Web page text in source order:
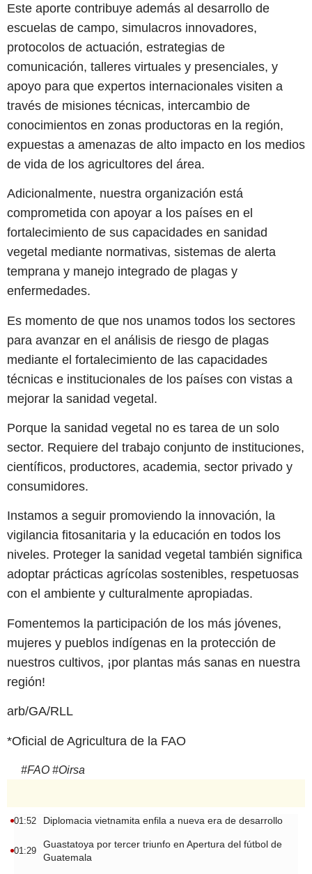
Este aporte contribuye además al desarrollo de
escuelas de campo, simulacros innovadores,
protocolos de actuación, estrategias de
comunicación, talleres virtuales y presenciales, y
apoyo para que expertos internacionales visiten a
través de misiones técnicas, intercambio de
conocimientos en zonas productoras en la región,
expuestas a amenazas de alto impacto en los medios
de vida de los agricultores del área.
Adicionalmente, nuestra organización está
comprometida con apoyar a los países en el
fortalecimiento de sus capacidades en sanidad
vegetal mediante normativas, sistemas de alerta
temprana y manejo integrado de plagas y
enfermedades.
Es momento de que nos unamos todos los sectores
para avanzar en el análisis de riesgo de plagas
mediante el fortalecimiento de las capacidades
técnicas e institucionales de los países con vistas a
mejorar la sanidad vegetal.
Porque la sanidad vegetal no es tarea de un solo
sector. Requiere del trabajo conjunto de instituciones,
científicos, productores, academia, sector privado y
consumidores.
Instamos a seguir promoviendo la innovación, la
vigilancia fitosanitaria y la educación en todos los
niveles. Proteger la sanidad vegetal también significa
adoptar prácticas agrícolas sostenibles, respetuosas
con el ambiente y culturalmente apropiadas.
Fomentemos la participación de los más jóvenes,
mujeres y pueblos indígenas en la protección de
nuestros cultivos, ¡por plantas más sanas en nuestra
región!
arb/GA/RLL
*Oficial de Agricultura de la FAO
#FAO #Oirsa
01:52 Diplomacia vietnamita enfila a nueva era de desarrollo
01:29
Guastatoya por tercer triunfo en Apertura del fútbol de
Guatemala